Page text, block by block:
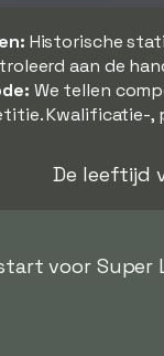
Historische
aan de
We tellen
Kwalificatie-,
De leeftijd
voor Super